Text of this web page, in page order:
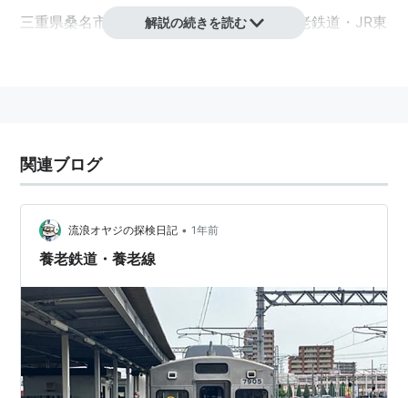
三重県桑名市 にある近畿日本鉄道 養老鉄道 ・ JR東
＞＞路線案内 近畿日本鉄道
伊勢中川駅…近鉄四日市駅…
近鉄長島駅 …近鉄名古屋駅
＞＞路線案内 養老鉄道
＜＜
■ 養老線
「桑名駅」→播磨駅… 養老駅… 大垣駅…揖斐駅
解説の続きを読む
関連ブログ
流浪オヤジの探検日記 • 1年前
養老鉄道・養老線